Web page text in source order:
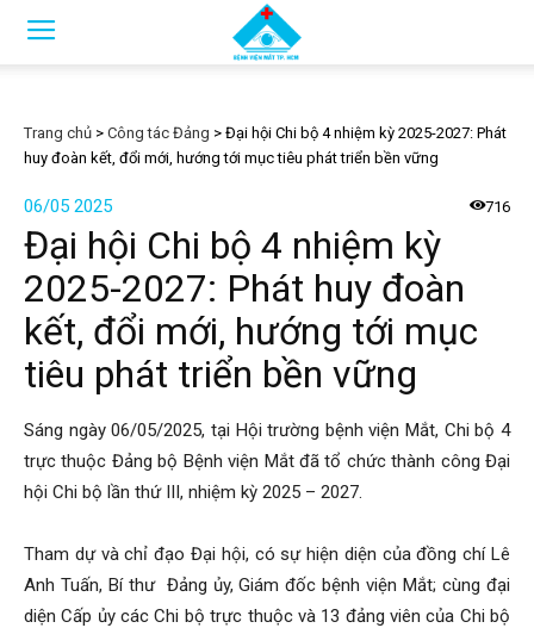
Trang chủ > Công tác Đảng > Đại hội Chi bộ 4 nhiệm kỳ 2025-2027: Phát
huy đoàn kết, đổi mới, hướng tới mục tiêu phát triển bền vững
06/05 2025 716
Đại hội Chi bộ 4 nhiệm kỳ
2025-2027: Phát huy đoàn
kết, đổi mới, hướng tới mục
tiêu phát triển bền vững
Sáng ngày 06/05/2025, tại Hội trường bệnh viện Mắt, Chi bộ 4
trực thuộc Đảng bộ Bệnh viện Mắt đã tổ chức thành công Đại
hội Chi bộ lần thứ III, nhiệm kỳ 2025 – 2027.
Tham dự và chỉ đạo Đại hội, có sự hiện diện của đồng chí Lê
Anh Tuấn, Bí thư Đảng ủy, Giám đốc bệnh viện Mắt; cùng đại
diện Cấp ủy các Chi bộ trực thuộc và 13 đảng viên của Chi bộ